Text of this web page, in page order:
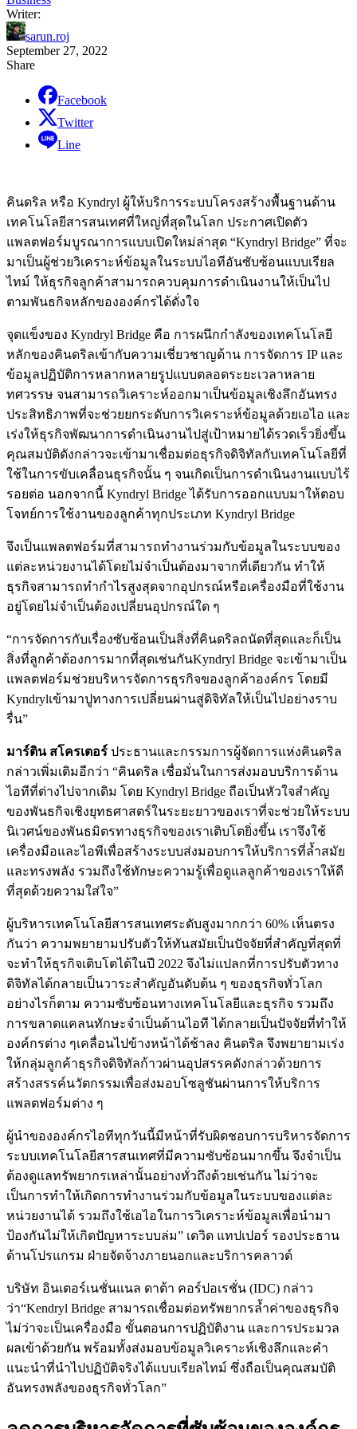
Writer:
sarun.roj
September 27, 2022
Share
Facebook
Twitter
Line
คินดริล หรือ Kyndryl ผู้ให้บริการระบบโครงสร้างพื้นฐานด้าน
เทคโนโลยีสารสนเทศที่ใหญ่ที่สุดในโลก ประกาศเปิดตัว
แพลตฟอร์มบูรณาการแบบเปิดใหม่ล่าสุด “Kyndryl Bridge” ที่จะ
มาเป็นผู้ช่วยวิเคราะห์ข้อมูลในระบบไอทีอันซับซ้อนแบบเรียล
ไทม์ ให้ธุรกิจลูกค้าสามารถควบคุมการดำเนินงานให้เป็นไป
ตามพันธกิจหลักขององค์กรได้ดั่งใจ
จุดแข็งของ Kyndryl Bridge คือ การผนึกกำลังของเทคโนโลยี
หลักของคินดริลเข้ากับความเชี่ยวชาญด้าน การจัดการ IP และ
ข้อมูลปฏิบัติการหลากหลายรูปแบบตลอดระยะเวลาหลาย
ทศวรรษ จนสามารถวิเคราะห์ออกมาเป็นข้อมูลเชิงลึกอันทรง
ประสิทธิภาพที่จะช่วยยกระดับการวิเคราะห์ข้อมูลด้วยเอไอ และ
เร่งให้ธุรกิจพัฒนาการดำเนินงานไปสู่เป้าหมายได้รวดเร็วยิ่งขึ้น
คุณสมบัติดังกล่าวจะเข้ามาเชื่อมต่อธุรกิจดิจิทัลกับเทคโนโลยีที่
ใช้ในการขับเคลื่อนธุรกิจนั้น ๆ จนเกิดเป็นการดำเนินงานแบบไร้
รอยต่อ นอกจากนี้ Kyndryl Bridge ได้รับการออกแบบมาให้ตอบ
โจทย์การใช้งานของลูกค้าทุกประเภท Kyndryl Bridge
จึงเป็นแพลตฟอร์มที่สามารถทำงานร่วมกับข้อมูลในระบบของ
แต่ละหน่วยงานได้โดยไม่จำเป็นต้องมาจากที่เดียวกัน ทำให้
ธุรกิจสามารถทำกำไรสูงสุดจากอุปกรณ์หรือเครื่องมือที่ใช้งาน
อยู่โดยไม่จำเป็นต้องเปลี่ยนอุปกรณ์ใด ๆ
“การจัดการกับเรื่องซับซ้อนเป็นสิ่งที่คินดริลถนัดที่สุดและก็เป็น
สิ่งที่ลูกค้าต้องการมากที่สุดเช่นกันKyndryl Bridge จะเข้ามาเป็น
แพลตฟอร์มช่วยบริหารจัดการธุรกิจของลูกค้าองค์กร โดยมี
Kyndrylเข้ามาปูทางการเปลี่ยนผ่านสู่ดิจิทัลให้เป็นไปอย่างราบ
รื่น”
มาร์ติน สโครเตอร์ ประธานและกรรมการผู้จัดการแห่งคินดริล
กล่าวเพิ่มเติมอีกว่า “คินดริล เชื่อมั่นในการส่งมอบบริการด้าน
ไอทีที่ต่างไปจากเดิม โดย Kyndryl Bridge ถือเป็นหัวใจสำคัญ
ของพันธกิจเชิงยุทธศาสตร์ในระยะยาวของเราที่จะช่วยให้ระบบ
นิเวศน์ของพันธมิตรทางธุรกิจของเราเติบโตยิ่งขึ้น เราจึงใช้
เครื่องมือและไอพีเพื่อสร้างระบบส่งมอบการให้บริการที่ล้ำสมัย
และทรงพลัง รวมถึงใช้ทักษะความรู้เพื่อดูแลลูกค้าของเราให้ดี
ที่สุดด้วยความใส่ใจ”
ผู้บริหารเทคโนโลยีสารสนเทศระดับสูงมากกว่า 60% เห็นตรง
กันว่า ความพยายามปรับตัวให้ทันสมัยเป็นปัจจัยที่สำคัญที่สุดที่
จะทำให้ธุรกิจเติบโตได้ในปี 2022 จึงไม่แปลกที่การปรับตัวทาง
ดิจิทัลได้กลายเป็นวาระสำคัญอันดับต้น ๆ ของธุรกิจทั่วโลก
อย่างไรก็ตาม ความซับซ้อนทางเทคโนโลยีและธุรกิจ รวมถึง
การขลาดแคลนทักษะจำเป็นด้านไอที ได้กลายเป็นปัจจัยที่ทำให้
องค์กรต่าง ๆเคลื่อนไปข้างหน้าได้ช้าลง คินดริล จึงพยายามเร่ง
ให้กลุ่มลูกค้าธุรกิจดิจิทัลก้าวผ่านอุปสรรคดังกล่าวด้วยการ
สร้างสรรค์นวัตกรรมเพื่อส่งมอบโซลูชันผ่านการให้บริการ
แพลตฟอร์มต่าง ๆ
ผู้นำขององค์กรไอทีทุกวันนี้มีหน้าที่รับผิดชอบการบริหารจัดการ
ระบบเทคโนโลยีสารสนเทศที่มีความซับซ้อนมากขึ้น จึงจำเป็น
ต้องดูแลทรัพยากรเหล่านั้นอย่างทั่วถึงด้วยเช่นกัน ไม่ว่าจะ
เป็นการทำให้เกิดการทำงานร่วมกับข้อมูลในระบบของแต่ละ
หน่วยงานได้ รวมถึงใช้เอไอในการวิเคราะห์ข้อมูลเพื่อนำมา
ป้องกันไม่ให้เกิดปัญหาระบบล่ม” เดวิด แทปเปอร์ รองประธาน
ด้านโปรแกรม ฝ่ายจัดจ้างภายนอกและบริการคลาวด์
บริษัท อินเตอร์เนชั่นแนล ดาต้า คอร์ปอเรชั่น (IDC) กล่าว
ว่า“Kendryl Bridge สามารถเชื่อมต่อทรัพยากรล้ำค่าของธุรกิจ
ไม่ว่าจะเป็นเครื่องมือ ขั้นตอนการปฏิบัติงาน และการประมวล
ผลเข้าด้วยกัน พร้อมทั้งส่งมอบข้อมูลวิเคราะห์เชิงลึกและคำ
แนะนำที่นำไปปฏิบัติจริงได้แบบเรียลไทม์ ซึ่งถือเป็นคุณสมบัติ
อันทรงพลังของธุรกิจทั่วโลก”